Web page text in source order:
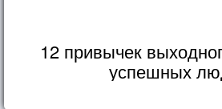
12 привычек
успешных